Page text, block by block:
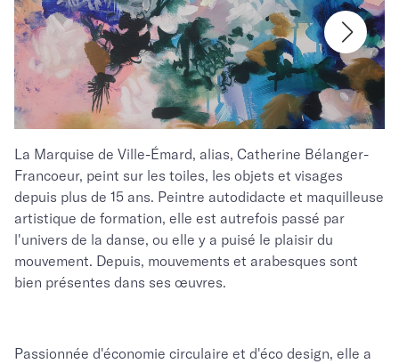
La Marquise de Ville-Émard, alias, Catherine Bélanger-
Francoeur, peint sur les toiles, les objets et visages
depuis plus de 15 ans. Peintre autodidacte et maquilleuse
artistique de formation, elle est autrefois passé par
l'univers de la danse, ou elle y a puisé le plaisir du
mouvement. Depuis, mouvements et arabesques sont
bien présentes dans ses œuvres.
Passionnée d'économie circulaire et d'éco design, elle a